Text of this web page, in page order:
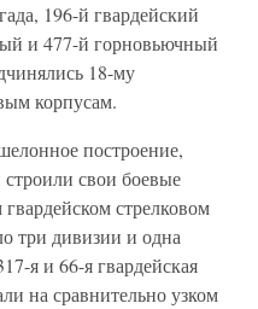
196-й гвардейский
и 477-й горновьючный
18-му
корпусам.
построение,
свои боевые
стрелковом
три дивизии и одна
я и 66-я гвардейская
на сравнительно узком